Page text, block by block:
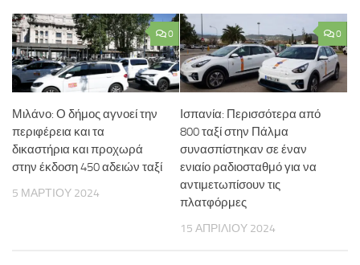
0
Μιλάνο: Ο δήμος αγνοεί την
περιφέρεια και τα
δικαστήρια και προχωρά
στην έκδοση 450 αδειών ταξί
5 ΜΑΡΤΊΟΥ 2024
0
Ισπανία: Περισσότερα από
800 ταξί στην Πάλμα
συνασπίστηκαν σε έναν
ενιαίο ραδιοσταθμό για να
αντιμετωπίσουν τις
πλατφόρμες
15 ΑΠΡΙΛΊΟΥ 2024